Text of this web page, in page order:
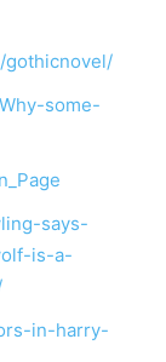
gothicnovel/
some-
says-
is-a-
in-harry-